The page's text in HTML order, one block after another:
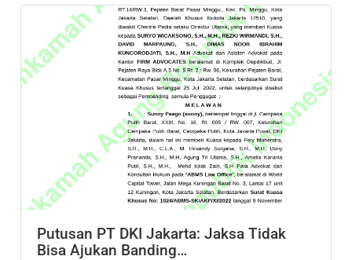
Putusan PT DKI Jakarta: Jaksa Tidak
Bisa Ajukan Banding…